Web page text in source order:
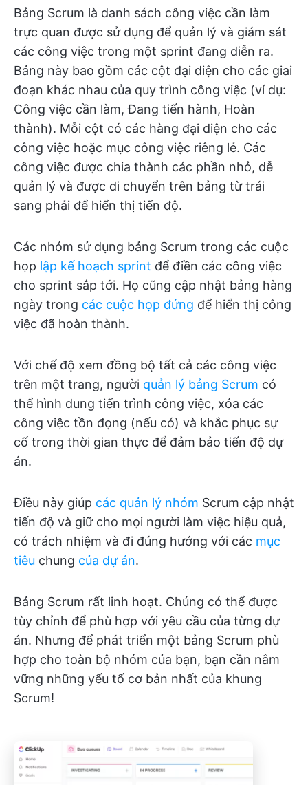
Bảng Scrum là danh sách công việc cần làm
trực quan được sử dụng để quản lý và giám sát
các công việc trong một sprint đang diễn ra.
Bảng này bao gồm các cột đại diện cho các giai
đoạn khác nhau của quy trình công việc (ví dụ:
Công việc cần làm, Đang tiến hành, Hoàn
thành). Mỗi cột có các hàng đại diện cho các
công việc hoặc mục công việc riêng lẻ. Các
công việc được chia thành các phần nhỏ, dễ
quản lý và được di chuyển trên bảng từ trái
sang phải để hiển thị tiến độ.
Các nhóm sử dụng bảng Scrum trong các cuộc
họp lập kế hoạch sprint để điền các công việc
cho sprint sắp tới. Họ cũng cập nhật bảng hàng
ngày trong các cuộc họp đứng để hiển thị công
việc đã hoàn thành.
Với chế độ xem đồng bộ tất cả các công việc
trên một trang, người quản lý bảng Scrum có
thể hình dung tiến trình công việc, xóa các
công việc tồn đọng (nếu có) và khắc phục sự
cố trong thời gian thực để đảm bảo tiến độ dự
án.
Điều này giúp các quản lý nhóm Scrum cập nhật
tiến độ và giữ cho mọi người làm việc hiệu quả,
có trách nhiệm và đi đúng hướng với các mục
tiêu chung của dự án.
Bảng Scrum rất linh hoạt. Chúng có thể được
tùy chỉnh để phù hợp với yêu cầu của từng dự
án. Nhưng để phát triển một bảng Scrum phù
hợp cho toàn bộ nhóm của bạn, bạn cần nắm
vững những yếu tố cơ bản nhất của khung
Scrum!